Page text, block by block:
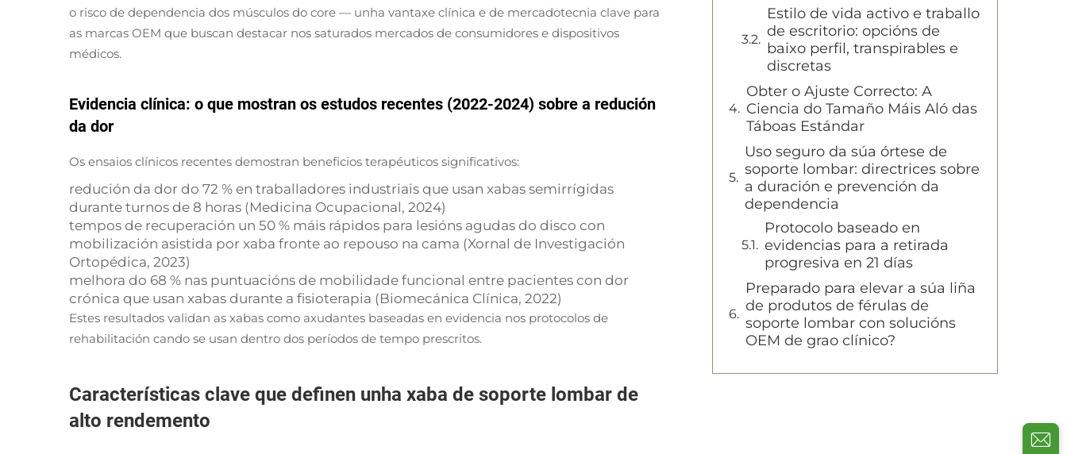
o risco de dependencia dos músculos do core — unha vantaxe clínica e de mercadotecnia clave para
as marcas OEM que buscan destacar nos saturados mercados de consumidores e dispositivos
médicos.
Evidencia clínica: o que mostran os estudos recentes (2022-2024) sobre a redución
da dor
Os ensaios clínicos recentes demostran beneficios terapéuticos significativos:
redución da dor do 72 % en traballadores industriais que usan xabas semirrígidas
durante turnos de 8 horas (Medicina Ocupacional, 2024)
tempos de recuperación un 50 % máis rápidos para lesións agudas do disco con
mobilización asistida por xaba fronte ao repouso na cama (Xornal de Investigación
Ortopédica, 2023)
melhora do 68 % nas puntuacións de mobilidade funcional entre pacientes con dor
crónica que usan xabas durante a fisioterapia (Biomecánica Clínica, 2022)
Estes resultados validan as xabas como axudantes baseadas en evidencia nos protocolos de
rehabilitación cando se usan dentro dos períodos de tempo prescritos.
Características clave que definen unha xaba de soporte lombar de
alto rendemento
Estilo de vida activo e traballo
de escritorio: opcións de
baixo perfil, transpirables e
discretas
Obter o Ajuste Correcto: A
Ciencia do Tamaño Máis Aló das
Táboas Estándar
Uso seguro da súa órtese de
soporte lombar: directrices sobre
a duración e prevención da
dependencia
Protocolo baseado en
evidencias para a retirada
progresiva en 21 días
Preparado para elevar a súa liña
de produtos de férulas de
soporte lombar con solucións
OEM de grao clínico?